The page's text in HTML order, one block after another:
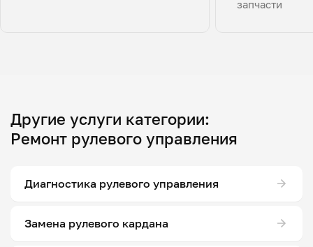
запчасти
Другие услуги категории:
Ремонт рулевого управления
Диагностика рулевого управления
Замена рулевого кардана